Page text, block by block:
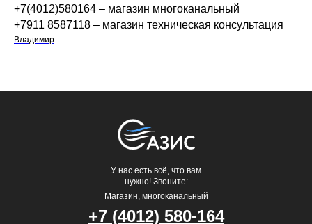
+7(4012)580164 – магазин многоканальный
+7911 8587118 – магазин техническая консультация
Владимир
У нас есть всё, что вам
нужно! Звоните:
Магазин, многоканальный
+7 (4012) 580-164